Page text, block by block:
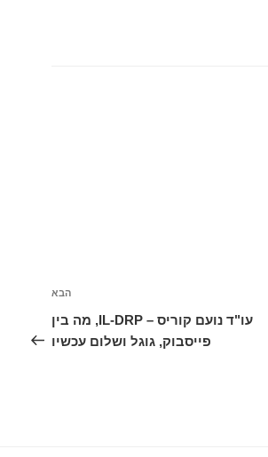
הפוסטהבא
עו"ד נועם קוריס – IL-DRP, מה בין
פייסבוק, גוגל ושלום עכשיו